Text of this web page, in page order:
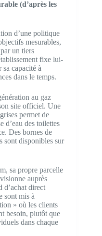
(d’après les
d’une politique
mesurables,
un tiers
fixe lui-
sa capacité à
dans le temps.
au gaz
site officiel. Une
permet de
d’eau des toilettes
Des bornes de
sont disponibles sur
sa propre parcelle
auprès
d’achat direct
sont mis à
» où les clients
besoin, plutôt que
dans chaque